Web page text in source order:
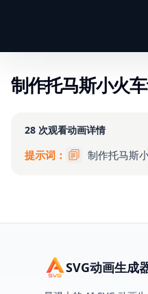
制作托马斯小火
28 次观看动画详情
提示词： 制作托马斯
SVG动画生成